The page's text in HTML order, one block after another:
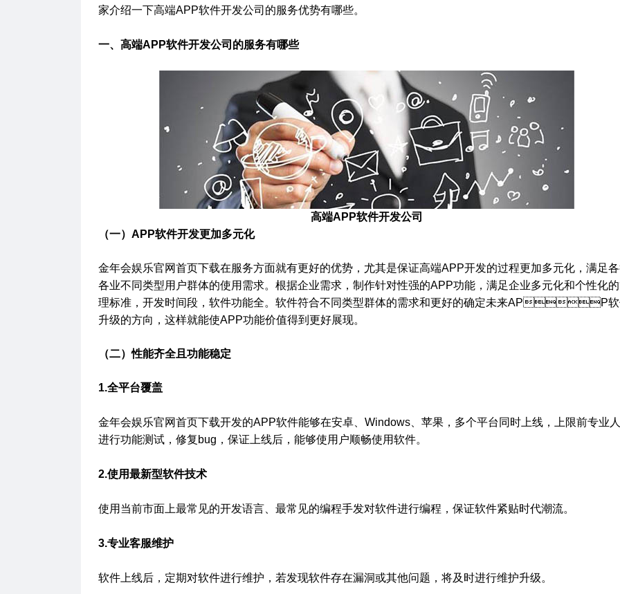
家介绍一下高端APP软件开发公司的服务优势有哪些。
一、高端APP软件开发公司的服务有哪些
高端APP软件开发公司
（一）APP软件开发更加多元化
金年会娱乐官网首页下载在服务方面就有更好的优势，尤其是保证高端APP开发的过程更加多元化，满足
各业不同类型用户群体的使用需求。根据企业需求，制作针对性强的APP功能，满足企业多元化和个性化
理标准，开发时间段，软件功能全。软件符合不同类型群体的需求和更好的确定未来APP
升级的方向，这样就能使APP功能价值得到更好展现。
（二）性能齐全且功能稳定
1.全平台覆盖
金年会娱乐官网首页下载开发的APP软件能够在安卓、Windows、苹果，多个平台同时上线，上限前专业
进行功能测试，修复bug，保证上线后，能够使用户顺畅使用软件。
2.使用最新型软件技术
使用当前市面上最常见的开发语言、最常见的编程手发对软件进行编程，保证软件紧贴时代潮流。
3.专业客服维护
软件上线后，定期对软件进行维护，若发现软件存在漏洞或其他问题，将及时进行维护升级。